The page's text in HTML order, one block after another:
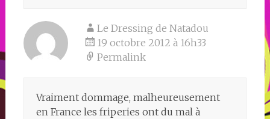
Le Dressing de Natadou
19 octobre 2012 à 16h33
Permalink
Vraiment dommage, malheureusement
en France les friperies ont du mal à